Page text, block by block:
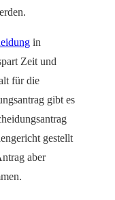
in
Zeit und
für die
gibt es
gestellt
aber